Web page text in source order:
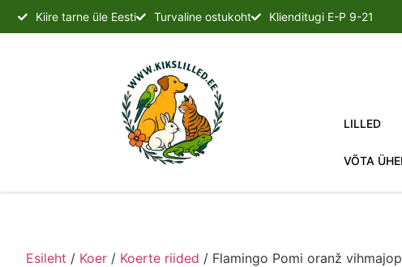
Kiire tarne üle Eesti Turvaline ostukoht Klienditugi E-P 9-21
LILLED
VÕTA
Esileht / Koer / Koerte riided / Flamingo Pomi oranž